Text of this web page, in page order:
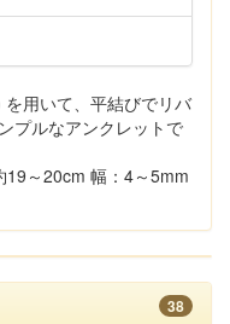
用いて、平結びでリバ
プルなアンクレットで
19～20cm 幅：4～5mm
38